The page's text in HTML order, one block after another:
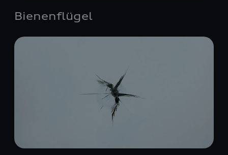
Bienenflügel